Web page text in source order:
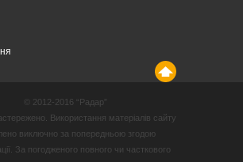
© 2012-2016 “Радар”
Використання матеріалів сайту
виключно за попередньою згодою
За погодженого повного чи часткового